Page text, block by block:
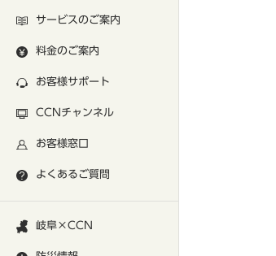
サービスのご案内
料金のご案内
お客様サポート
CCNチャンネル
お客様窓口
よくあるご質問
岐阜×CCN